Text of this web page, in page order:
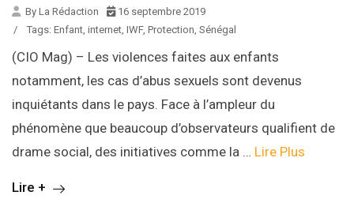
By La Rédaction
16 septembre 2019
/
Tags: Enfant, internet, IWF, Protection, Sénégal
(CIO Mag) – Les violences faites aux enfants
notamment, les cas d’abus sexuels sont devenus
inquiétants dans le pays. Face à l’ampleur du
phénomène que beaucoup d’observateurs qualifient de
drame social, des initiatives comme la … Lire Plus
Lire +